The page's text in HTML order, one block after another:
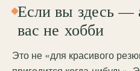
Если вы здесь —
вас не хобби
Это не «для красивого